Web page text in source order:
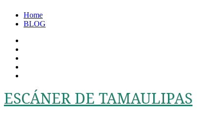
Home
BLOG
ESCÁNER DE TAMAULIPAS